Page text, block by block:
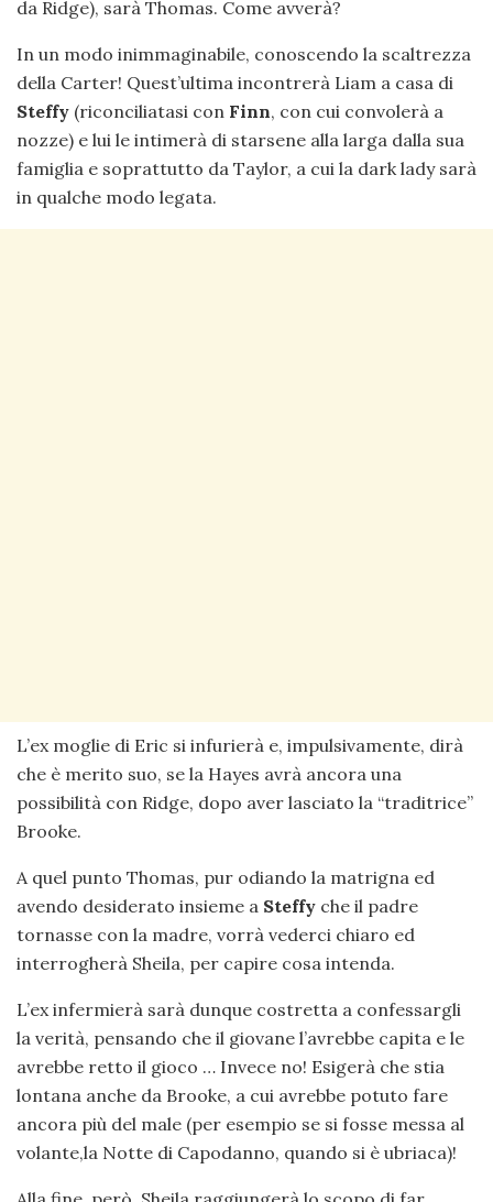
da Ridge), sarà Thomas. Come avverà?
In un modo inimmaginabile, conoscendo la scaltrezza
della Carter! Quest’ultima incontrerà Liam a casa di
Steffy (riconciliatasi con Finn, con cui convolerà a
nozze) e lui le intimerà di starsene alla larga dalla sua
famiglia e soprattutto da Taylor, a cui la dark lady sarà
in qualche modo legata.
L’ex moglie di Eric si infurierà e, impulsivamente, dirà
che è merito suo, se la Hayes avrà ancora una
possibilità con Ridge, dopo aver lasciato la “traditrice”
Brooke.
A quel punto Thomas, pur odiando la matrigna ed
avendo desiderato insieme a Steffy che il padre
tornasse con la madre, vorrà vederci chiaro ed
interrogherà Sheila, per capire cosa intenda.
L’ex infermierà sarà dunque costretta a confessargli
la verità, pensando che il giovane l’avrebbe capita e le
avrebbe retto il gioco … Invece no! Esigerà che stia
lontana anche da Brooke, a cui avrebbe potuto fare
ancora più del male (per esempio se si fosse messa al
volante,la Notte di Capodanno, quando si è ubriaca)!